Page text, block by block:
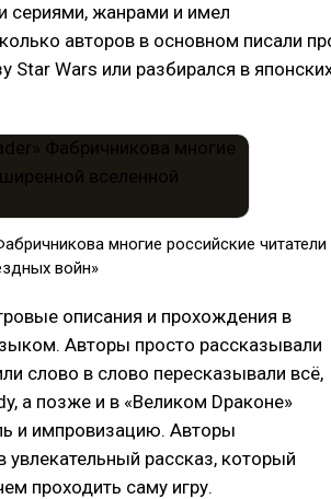
сериями, жанрами и имел
авторов в основном писали
Wars или разбирался в
многие российские читатели
войн»
описания и прохождения в
Авторы просто рассказывали
слово в слово пересказывали всё,
а позже и в «Великом Dраконе»
и импровизацию. Авторы
рассказ, который
проходить саму игру.